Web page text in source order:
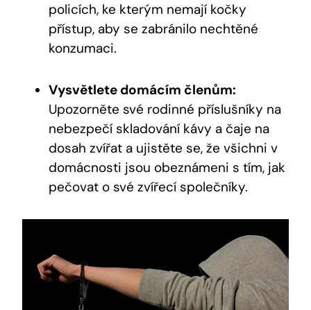
policích, ke kterým nemají kočky
přístup, aby se zabránilo nechtěné
konzumaci.
Vysvětlete domácím členům:
Upozorněte své rodinné příslušníky na
nebezpečí skladování kávy a čaje na
dosah zvířat a ujistěte se, že všichni v
domácnosti jsou obeznámeni s tím, jak
pečovat o své zvířecí společníky.